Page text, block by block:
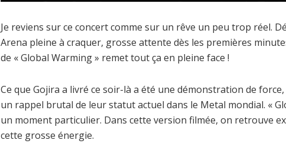
Je reviens sur ce concert comme sur un rêve un peu trop réel.
Arena pleine à craquer, grosse attente dès les premières
de « Global Warming » remet tout ça en pleine face !
Ce que Gojira a livré ce soir-là a été une démonstration de
un rappel brutal de leur statut actuel dans le Metal mondial. «
un moment particulier. Dans cette version filmée, on retrouve
cette grosse énergie.